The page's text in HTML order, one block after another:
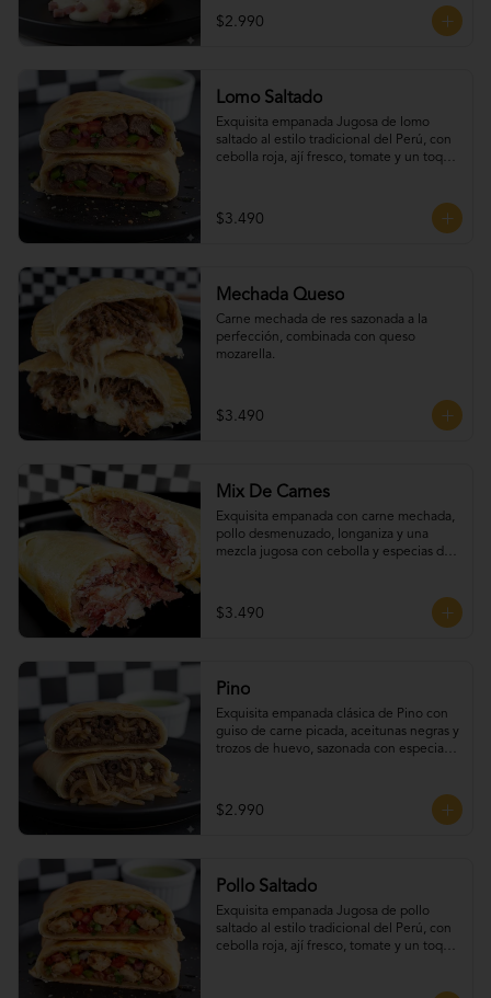
$2.990
Lomo Saltado
Exquisita empanada Jugosa de lomo
saltado al estilo tradicional del Perú, con
cebolla roja, ají fresco, tomate y un toque
$3.490
Mechada Queso
Carne mechada de res sazonada a la
perfección, combinada con queso
mozarella.
$3.490
Mix De Carnes
Exquisita empanada con carne mechada,
pollo desmenuzado, longaniza y una
mezcla jugosa con cebolla y especias de
$3.490
Pino
Exquisita empanada clásica de Pino con
guiso de carne picada, aceitunas negras y
trozos de huevo, sazonada con especias
$2.990
Pollo Saltado
Exquisita empanada Jugosa de pollo
saltado al estilo tradicional del Perú, con
cebolla roja, ají fresco, tomate y un toque